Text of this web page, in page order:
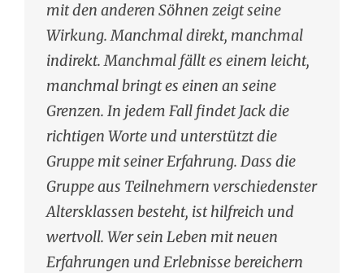
mit den anderen Söhnen zeigt seine
Wirkung. Manchmal direkt, manchmal
indirekt. Manchmal fällt es einem leicht,
manchmal bringt es einen an seine
Grenzen. In jedem Fall findet Jack die
richtigen Worte und unterstützt die
Gruppe mit seiner Erfahrung. Dass die
Gruppe aus Teilnehmern verschiedenster
Altersklassen besteht, ist hilfreich und
wertvoll. Wer sein Leben mit neuen
Erfahrungen und Erlebnisse bereichern